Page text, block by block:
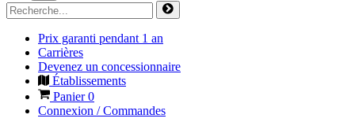
Prix garanti pendant 1 an
Carrières
Devenez un concessionnaire
Établissements
Panier0
Connexion / Commandes